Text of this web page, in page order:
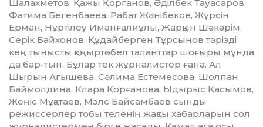
Шалахметов, Қажы Қорғанов, Әділбек Тауасаров,
Фатима Бегенбаева, Рабат Жәнібеков, Жүрсін
Ерман, Нұртілеу Иманғалиұлы, Жарқын Шәкәрім,
Серік Байхонов, Құдайберген Тұрсынов тәрізді
кең тынысты қоңыртөбел таланттар шоғыры мұнда
да бар-тын. Бұлар тек жұрналистер ғана. Ал
Шырын Ағышева, Сәлима Естемесова, Шолпан
Баймолдина, Клара Қор­ғанова, Ыдырыс Қасымов,
Жеңіс Мұқатаев, Мэлс Байсамбаев сынды
режиссерлер тобы теленің жақсы хабарларын сол